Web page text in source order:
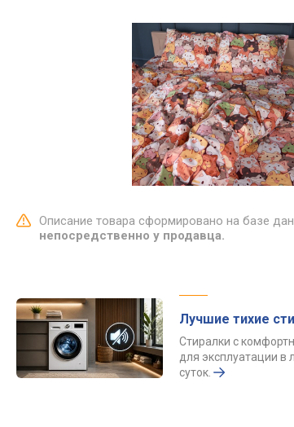
Описание товара сформировано на базе
непосредственно у продавца.
Лучшие тихие
Стиралки с
для эксплуатации в
суток.